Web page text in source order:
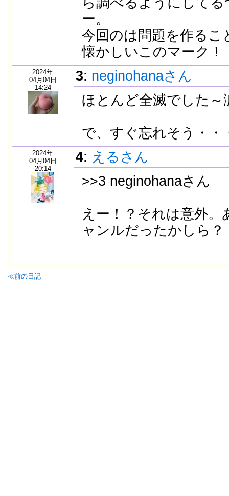
ー。
今回のは問題を作るこ
懐かしいこのマーク！
2024年
04月04日
14:24
3: neginohanaさん
ほとんど全滅でした～
で、すぐ忘れそう・・
2024年
04月04日
20:14
4: えるさん
>>3 neginohanaさん
えー！？それは意外
ャンルだったかしら？
≪前の日記